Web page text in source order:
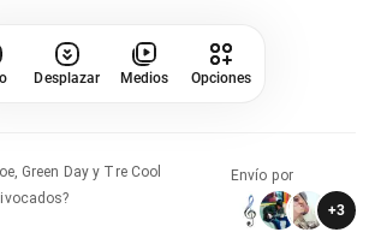
Desplazar Medios Opciones
Green Day y Tre Cool
Envío por
+3